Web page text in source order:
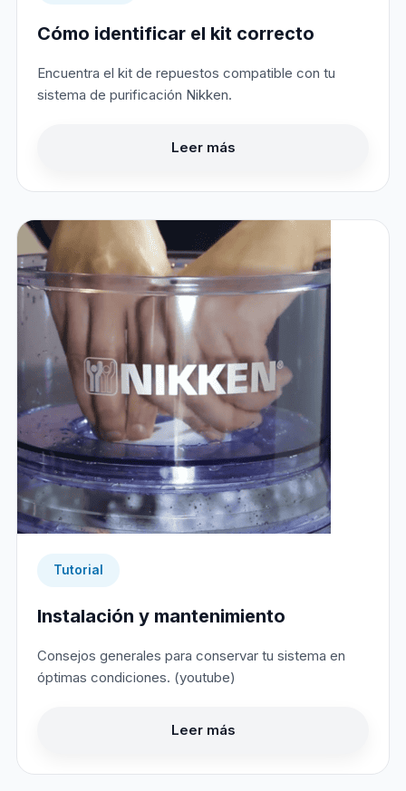
Cómo identificar el kit correcto
Encuentra el kit de repuestos compatible con tu
sistema de purificación Nikken.
Leer más
Tutorial
Instalación y mantenimiento
Consejos generales para conservar tu sistema en
óptimas condiciones. (youtube)
Leer más